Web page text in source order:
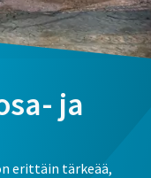
ja
erittäin tärkeää,